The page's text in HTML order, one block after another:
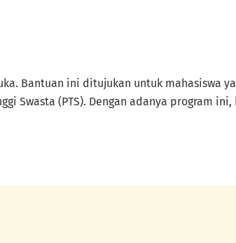
Bantuan ini ditujukan untuk mahasiswa
Swasta (PTS). Dengan adanya program